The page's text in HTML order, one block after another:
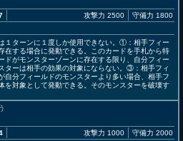
攻撃力 2500 守備力 1800
１ターンに１度しか使用できない。①：相手フィー
在する場合に発動できる。このカードを手札から特
がモンスターゾーンに存在する限り、自分フィー
ターは相手の効果の対象にならない。③：相手フィ
自分フィールドのモンスターより多い場合、相手フ
を対象として発動できる。そのモンスターを破壊す
攻撃力 1000 守備力 2000